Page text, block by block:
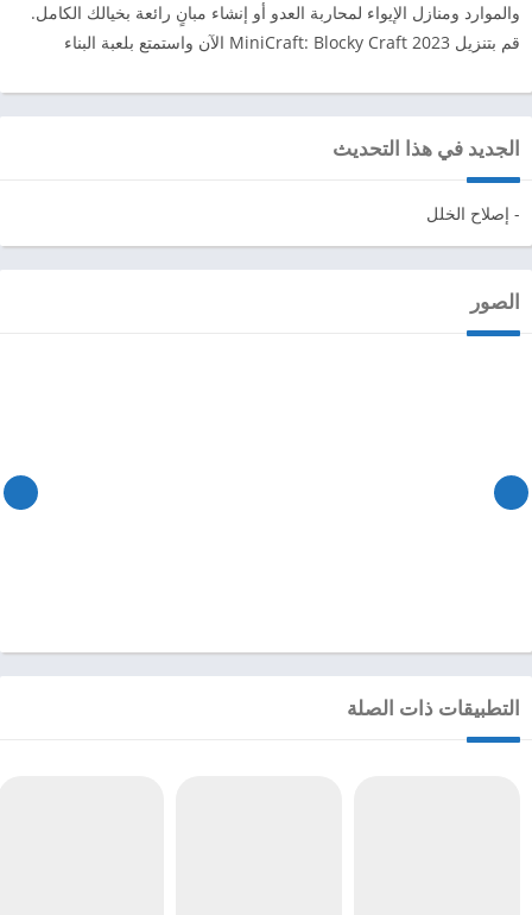
والموارد ومنازل الإيواء لمحاربة العدو أو إنشاء مبانٍ رائعة بخيالك الكامل.
قم بتنزيل MiniCraft: Blocky Craft 2023 الآن واستمتع بلعبة البناء
الجديد في هذا التحديث
- إصلاح الخلل
الصور
التطبيقات ذات الصلة